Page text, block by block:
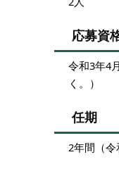
応募資
令和3年4
く。）
任期
2年間（令